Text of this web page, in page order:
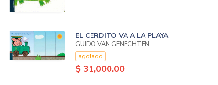
EL CERDITO VA A LA PLAYA
GUIDO VAN GENECHTEN
agotado
$ 31,000.00